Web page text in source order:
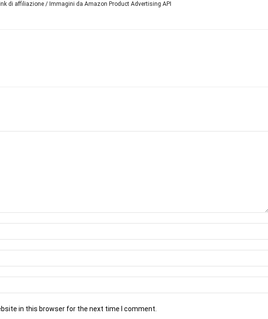
di affiliazione / Immagini da Amazon Product Advertising API
in this browser for the next time I comment.